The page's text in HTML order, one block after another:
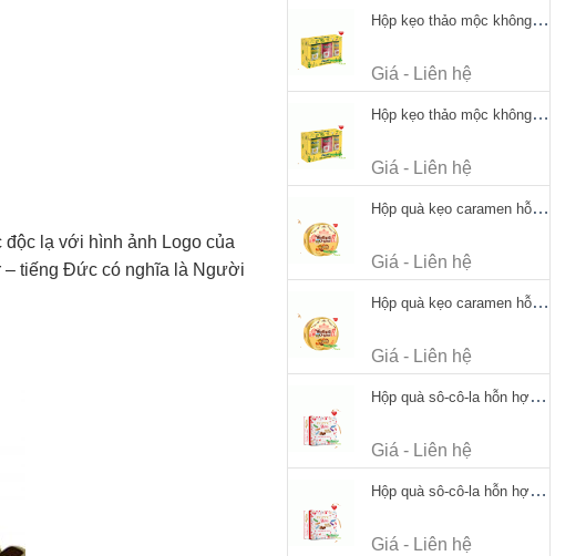
Hộp kẹo thảo mộc không đường Ricola Signature 112.5g
Giá - Liên hệ
Hộp kẹo thảo mộc không đường Ricola Signature 112.5g
Giá - Liên hệ
Hộp quà kẹo caramen hỗn hợp Werther's Original Caramel Candy 170g
Giá - Liên hệ
Hộp quà kẹo caramen hỗn hợp Werther's Original Caramel Candy 170g
Giá - Liên hệ
Hộp quà sô-cô-la hỗn hợp Merci Petits Chocolate Collection 125g thiếc
Giá - Liên hệ
Hộp quà sô-cô-la hỗn hợp Merci Petits Chocolate Collection 125g thiếc
Giá - Liên hệ
độc lạ với hình ảnh Logo của
– tiếng Đức có nghĩa là Người